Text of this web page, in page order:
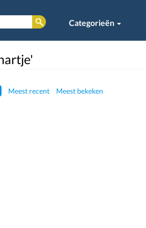
Categorieën
Meest recent Meest bekeken